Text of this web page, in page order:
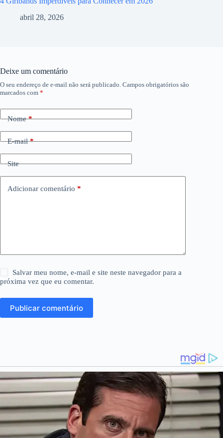
abril 28, 2026
Deixe um comentário
O seu endereço de e-mail não será publicado. Campos obrigatórios são
marcados com *
Nome*
E-mail*
Site
Adicionar comentário *
Salvar meu nome, e-mail e site neste navegador para a
próxima vez que eu comentar.
Publicar comentário